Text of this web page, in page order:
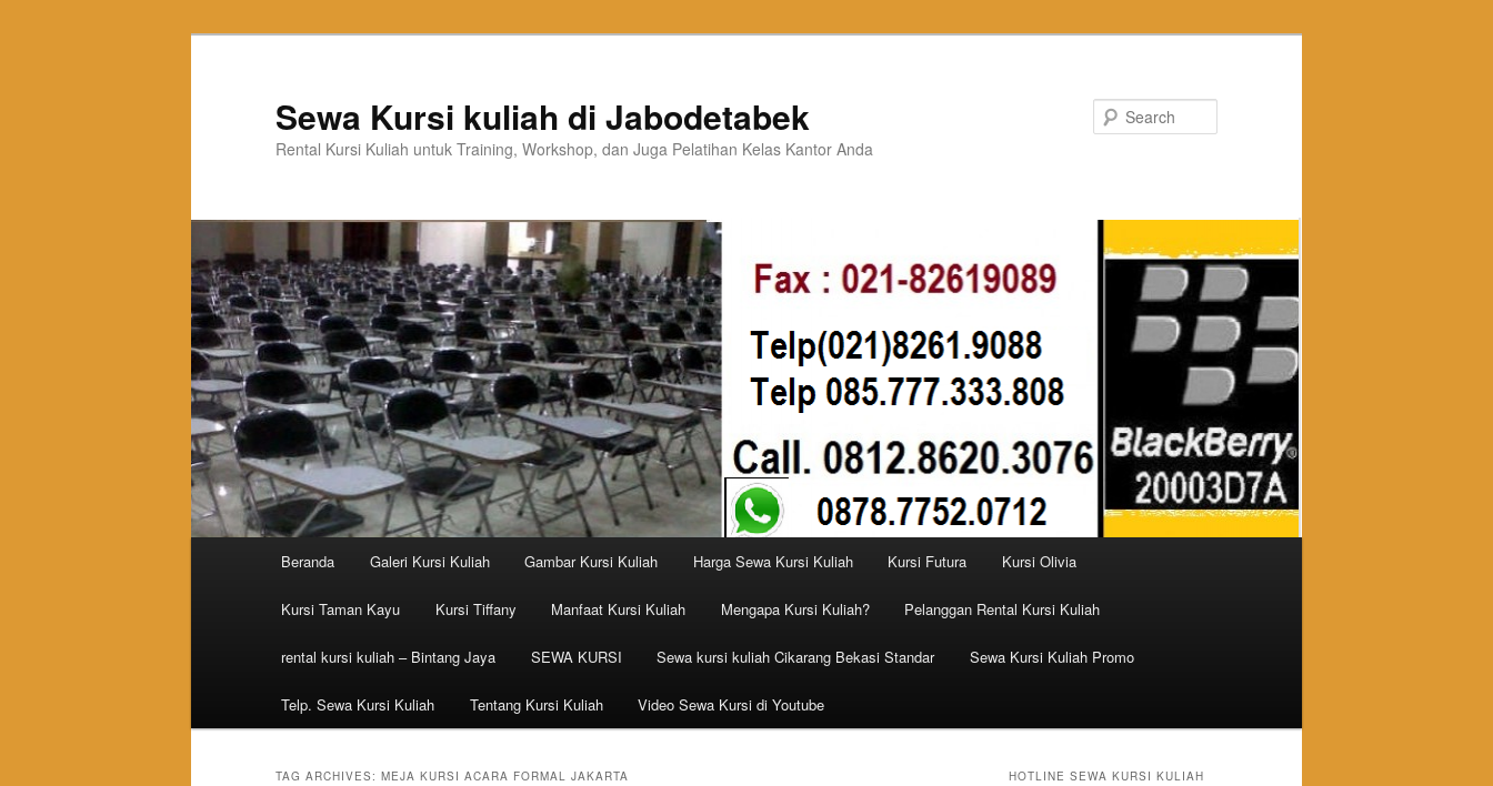
Sewa Kursi kuliah di Jabodetabek
Rental Kursi Kuliah untuk Training, Workshop, dan Juga Pelatihan Kelas Kantor Anda
Skip to primary content
Skip to secondary content
Beranda Galeri Kursi Kuliah Gambar Kursi Kuliah Harga Sewa Kursi Kuliah Kursi Futura Kursi Olivia
Kursi Taman Kayu Kursi Tiffany Manfaat Kursi Kuliah Mengapa Kursi Kuliah? Pelanggan Rental Kursi Kuliah
rental kursi kuliah – Bintang Jaya SEWA KURSI Sewa kursi kuliah Cikarang Bekasi Standar Sewa Kursi Kuliah Promo
Telp. Sewa Kursi Kuliah Tentang Kursi Kuliah Video Sewa Kursi di Youtube
TAG ARCHIVES: MEJA KURSI ACARA FORMAL JAKARTA HOTLINE SEWA KURSI KULIAH